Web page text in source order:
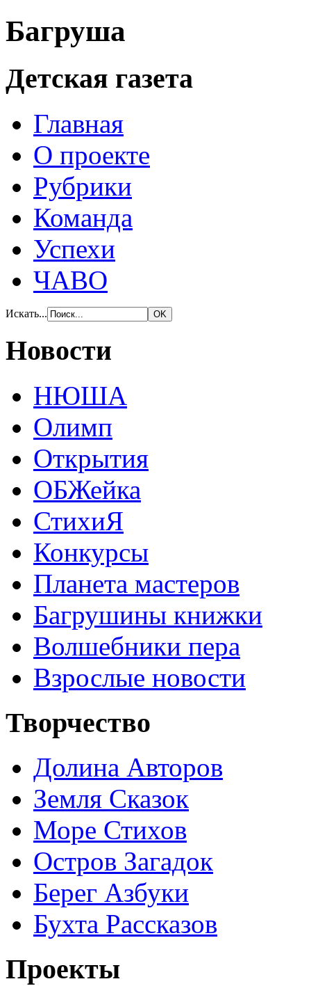
Багруша
Детская газета
Главная
О проекте
Рубрики
Команда
Успехи
ЧАВО
Искать...
Новости
НЮША
Олимп
Открытия
ОБЖейка
СтихиЯ
Конкурсы
Планета мастеров
Багрушины книжки
Волшебники пера
Взрослые новости
Творчество
Долина Авторов
Земля Сказок
Море Стихов
Остров Загадок
Берег Азбуки
Бухта Рассказов
Проекты